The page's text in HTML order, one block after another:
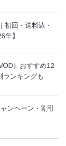
初回・送料込・
年】
）おすすめ12
ランキングも
ンペーン・割引